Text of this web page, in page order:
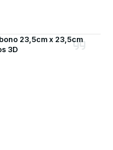
23,5cm x 23,5cm
3D